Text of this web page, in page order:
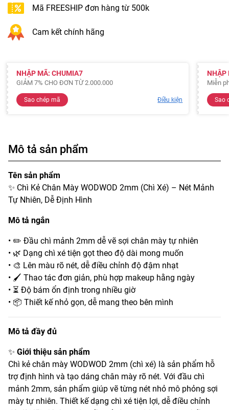
Mã FREESHIP đơn hàng từ 500k
Cam kết chính hãng
NHẬP MÃ: CHUMIA7
GIẢM 7% CHO ĐƠN TỪ 2.000.000
Sao chép mã Điều kiện
NHẬP
Miễn
Sao
Mô tả sản phẩm
Tên sản phẩm
✨ Chì Kẻ Chân Mày WODWOD 2mm (Chì Xé) – Nét Mảnh
Tự Nhiên, Dễ Định Hình
Mô tả ngắn
• ✏️ Đầu chì mảnh 2mm dễ vẽ sợi chân mày tự nhiên
• 🌿 Dạng chì xé tiện gọt theo độ dài mong muốn
• 🎨 Lên màu rõ nét, dễ điều chỉnh độ đậm nhạt
• 🖌️ Thao tác đơn giản, phù hợp makeup hằng ngày
• ⏳ Độ bám ổn định trong nhiều giờ
• 📦 Thiết kế nhỏ gọn, dễ mang theo bên mình
Mô tả đầy đủ
✨ Giới thiệu sản phẩm
Chì kẻ chân mày WODWOD 2mm (chì xé) là sản phẩm hỗ
trợ định hình và tạo dáng chân mày rõ nét. Với đầu chì
mảnh 2mm, sản phẩm giúp vẽ từng nét nhỏ mô phỏng sợi
mày tự nhiên. Thiết kế dạng chì xé tiện lợi, dễ điều chỉnh